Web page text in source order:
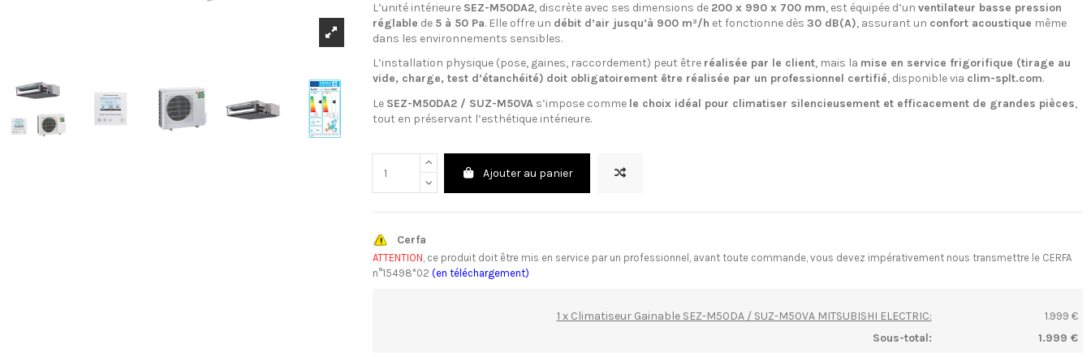
L’unité intérieure SEZ-M50DA2, discrète avec ses dimensions de 200 x 990 x 700 mm, est équipée d’un ventilateur basse pression
réglable de 5 à 50 Pa. Elle offre un débit d’air jusqu’à 900 m³/h et fonctionne dès 30 dB(A), assurant un confort acoustique même
dans les environnements sensibles.
L’installation physique (pose, gaines, raccordement) peut être réalisée par le client, mais la mise en service frigorifique (tirage au
vide, charge, test d’étanchéité) doit obligatoirement être réalisée par un professionnel certifié, disponible via clim-splt.com.
Le SEZ-M50DA2 / SUZ-M50VAs’impose comme le choix idéal pour climatiser silencieusement et efficacement de grandes pièces,
tout en préservant l’esthétique intérieure.
Ajouter au panier
Cerfa
ATTENTION , ce produit doit être mis en service par un professionnel, avant toute commande, vous devez impérativement nous transmettre le CERFA
n°15498*02 (en téléchargement)
1 x Climatiseur Gainable SEZ-M50DA / SUZ-M50VA MITSUBISHI ELECTRIC:
1.999 €
Sous-total:
1.999 €